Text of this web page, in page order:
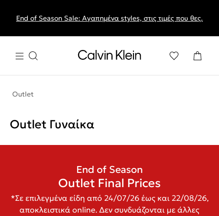
End of Season Sale: Αγαπημένα styles, στις τιμές που θες.
Outlet
Outlet Γυναίκα
End of Season
Outlet Final Prices
*Σε επιλεγμένα είδη από 24/07/26 έως και 22/08/26,
αποκλειστικά online. Δεν συνδυάζονται με άλλες